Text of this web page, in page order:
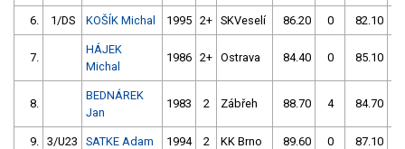
6. 1/DS KOŠÍK Michal 1995 2+ SKVeselí 86.20 0 82.10
7.
HÁJEK
Michal
1986 2+ Ostrava 84.40 0 85.10
8.
BEDNÁREK
Jan
1983 2 Zábřeh 88.70 4 84.70
9. 3/U23 SATKE Adam 1994 2 KK Brno 89.60 0 87.10